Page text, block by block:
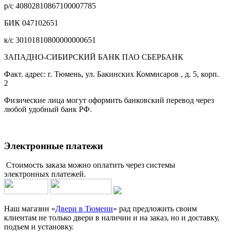
р/с 40802810867100007785
БИК 047102651
к/с 30101810800000000651
ЗАПАДНО-СИБИРСКИЙ БАНК ПАО СБЕРБАНК
Факт. адрес: г. Тюмень, ул. Бакинских Коммисаров , д. 5, корп.
2
Физические лица могут оформить банковский перевод через
любой удобный банк РФ.
Электронные платежи
Стоимость заказа можно оплатить через системы
электронных платежей.
Наш магазин «Двери в Тюмени» рад предложить своим
клиентам не только двери в наличии и на заказ, но и доставку,
подъем и установку.